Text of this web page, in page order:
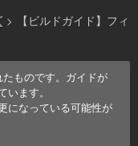
>
【ビルドガイド】フィ
ものです。ガイドが
ます。
になっている可能性が